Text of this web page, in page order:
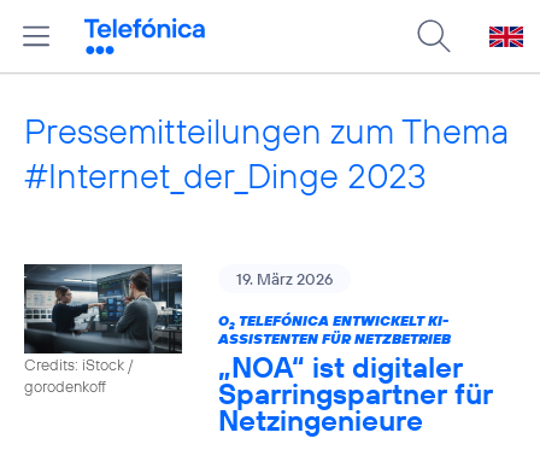
Pressemitteilungen zum Thema
#Internet_der_Dinge 2023
Credits: iStock /
gorodenkoff
19. März 2026
O2TELEFÓNICA ENTWICKELT KI-
ASSISTENTEN FÜR NETZBETRIEB
„NOA“ ist digitaler
Sparringspartner für
Netzingenieure